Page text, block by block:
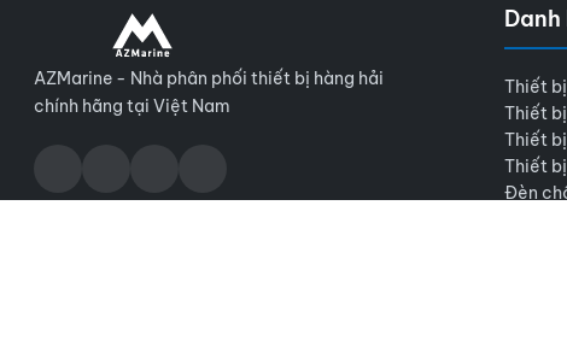
AZMarine - Nhà phân phối thiết bị hàng hải
chính hãng tại Việt Nam
Danh
Thiết
Thiết
Thiết
Thiết
Đèn